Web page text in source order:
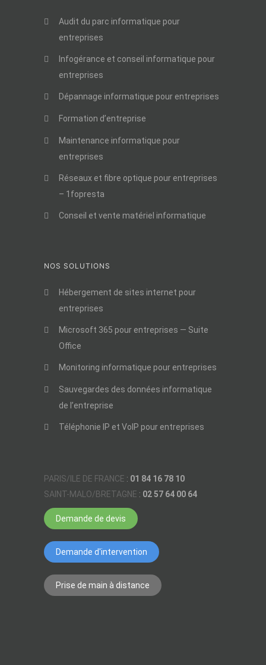
Audit du parc informatique pour
entreprises
Infogérance et conseil informatique pour
entreprises
Dépannage informatique pour entreprises
Formation d’entreprise
Maintenance informatique pour
entreprises
Réseaux et fibre optique pour entreprises
– 1fopresta
Conseil et vente matériel informatique
NOS SOLUTIONS
Hébergement de sites internet pour
entreprises
Microsoft 365 pour entreprises — Suite
Office
Monitoring informatique pour entreprises
Sauvegardes des données informatique
de l’entreprise
Téléphonie IP et VoIP pour entreprises
PARIS/ILE DE FRANCE : 01 84 16 78 10
SAINT-MALO/BRETAGNE : 02 57 64 00 64
Demande de devis
Demande d'intervention
Prise de main à distance